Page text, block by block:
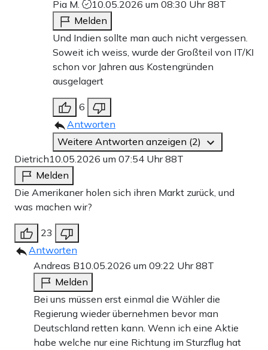
Pia M. 10.05.2026 um 08:30 Uhr88T
Melden
Und Indien sollte man auch nicht vergessen.
Soweit ich weiss, wurde der Großteil von IT/KI
schon vor Jahren aus Kostengründen
ausgelagert
6
Antworten
Weitere Antworten anzeigen (2)
Dietrich10.05.2026 um 07:54 Uhr88T
Melden
Die Amerikaner holen sich ihren Markt zurück, und
was machen wir?
23
Antworten
Andreas B10.05.2026 um 09:22 Uhr88T
Melden
Bei uns müssen erst einmal die Wähler die
Regierung wieder übernehmen bevor man
Deutschland retten kann. Wenn ich eine Aktie
habe welche nur eine Richtung im Sturzflug hat